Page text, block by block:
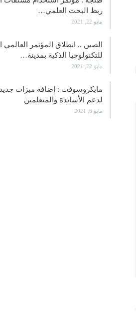
ربط البحث العلمي…
مايو 22, 2021
الصين .. انطلاق المؤتمر
للتكنولوجيا الذكية بمدينة…
مايو 22, 2021
لدعم الأساتذة والمتعلمين
مايو 6, 2021